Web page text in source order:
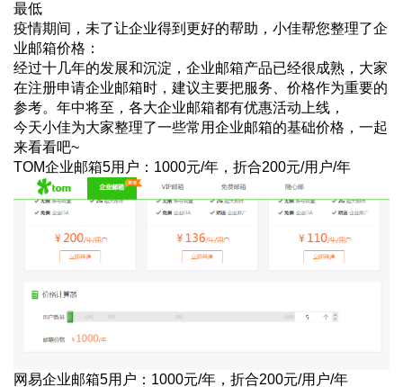
最低
疫情期间，未了让企业得到更好的帮助，小佳帮您整理了企
业邮箱价格：
经过十几年的发展和沉淀，企业邮箱产品已经很成熟，大家
在注册申请企业邮箱时，建议主要把服务、价格作为重要的
参考。年中将至，各大企业邮箱都有优惠活动上线，
今天小佳为大家整理了一些常用企业邮箱的基础价格，一起
来看看吧~
TOM企业邮箱5用户：1000元/年，折合200元/用户/年
网易企业邮箱5用户：1000元/年，折合200元/用户/年